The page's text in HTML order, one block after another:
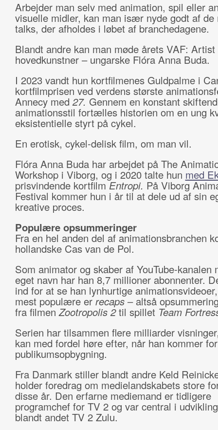
Arbejder man selv med animation, spil eller
visuelle midler, kan man især nyde godt af de
talks, der afholdes i løbet af branchedagene.
Blandt andre kan man møde årets VAF:
hovedkunstner – ungarske Flóra Anna Buda.
I 2023 vandt hun kortfilmenes Guldpalme i
kortfilmprisen ved verdens største
Annecy med27. Gennem en konstant
animationsstil fortælles historien om en ung
eksistentielle styrt på cykel.
En erotisk, cykel-delisk film, om man vil.
Flóra Anna Buda har arbejdet på The
Workshop i Viborg, og i 2020 talte hun med
prisvindende kortfilmEntropi. På Viborg
Festival kommer hun i år til at dele ud af sin
kreative proces.
Populære opsummeringer
Fra en hel anden del af animationsbranchen
hollandske Cas van de Pol.
Som animator og skaber af YouTube-kanalen
eget navn har han 8,7 millioner abonnenter.
ind for at se han lynhurtige
mest populære errecaps– altså
fra filmenZootropolis 2til spillet Team
Serien har tilsammen flere milliarder
kan med fordel høre efter, når han kommer
publikumsopbygning.
Fra Danmark stiller blandt andre Keld
holder foredrag om medielandskabets store
disse år. Den erfarne mediemand er tidligere
programchef for TV 2 og var central i
blandt andet TV 2 Zulu.